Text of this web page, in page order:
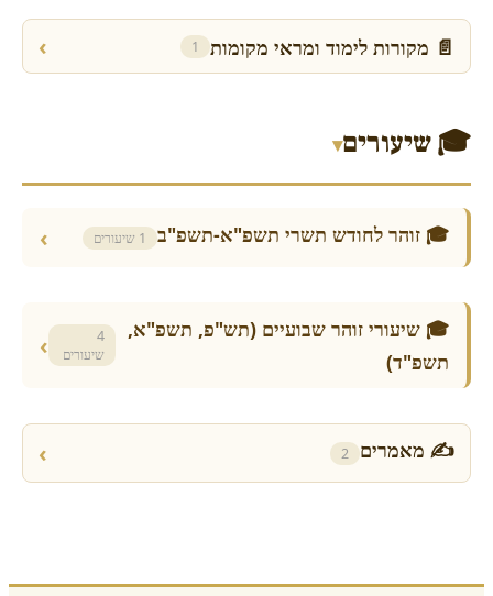
📄 מקורות לימוד ומראי מקומות 1
›
🎓 שיעורים▾
🎓 זוהר לחודש תשרי תשפ"א-תשפ"ב 1 שיעורים ›
🎓 שיעורי זוהר שבועיים (תש"פ, תשפ"א,
תשפ"ד)
4
שיעורים
›
✍ מאמרים 2
›